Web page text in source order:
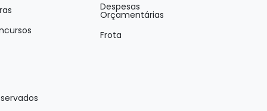
Despesas
Orçamentárias
Frota